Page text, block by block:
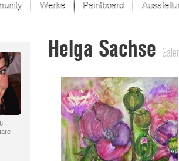
Werke
Der letzte Monat im Fokus
Alle Fokus-Werke
Standard-Ansicht
Fokus-Werke
Neue Werke – Auswahl
Alle neuen Werke
Paintboard
Helga Sachse